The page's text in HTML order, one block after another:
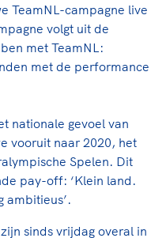
TeamNL-campagne live
volgt uit de
met TeamNL:
met de performance
nationale gevoel van
vooruit naar 2020, het
Spelen. Dit
pay-off: ‘Klein land.
ambitieus’.
sinds vrijdag overal in